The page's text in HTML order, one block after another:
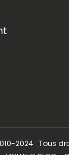
2024 : Tous